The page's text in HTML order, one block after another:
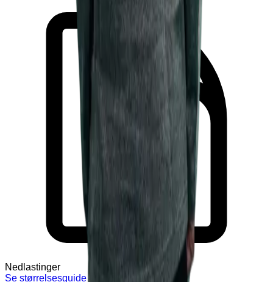
Nedlastinger
Se størrelsesguide